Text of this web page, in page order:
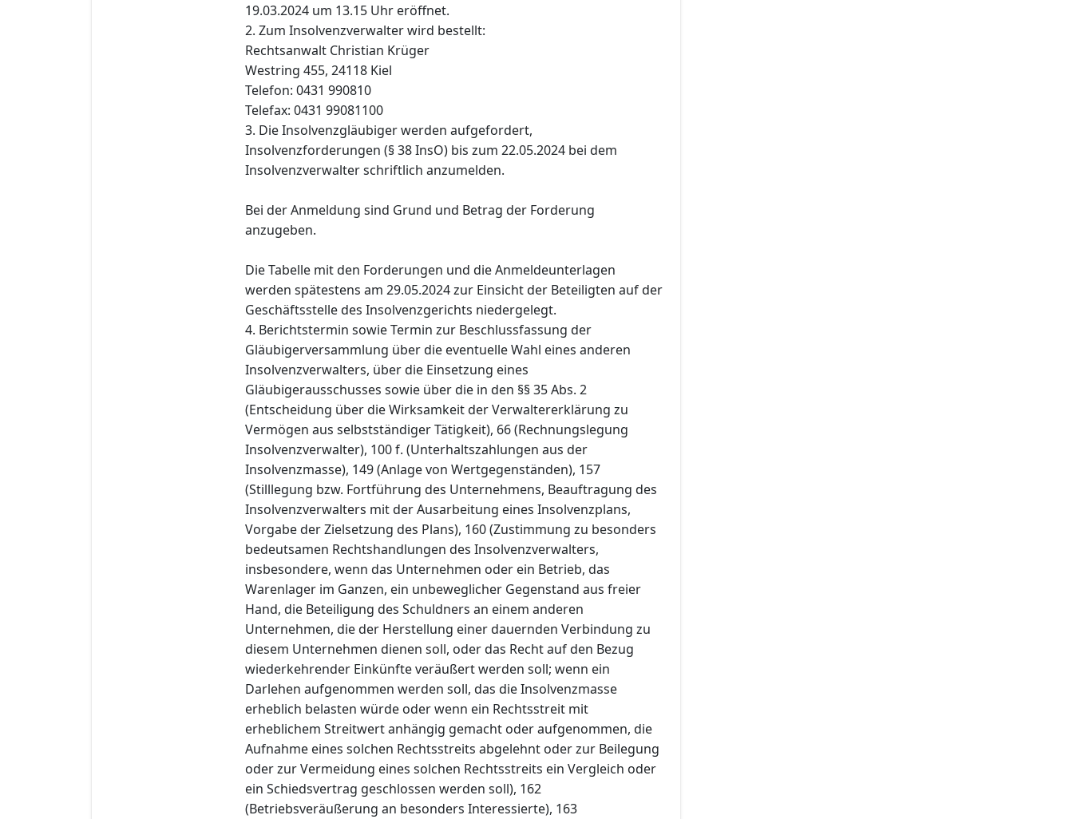
19.03.2024 um 13.15 Uhr eröffnet.
2. Zum Insolvenzverwalter wird bestellt:
Rechtsanwalt Christian Krüger
Westring 455, 24118 Kiel
Telefon: 0431 990810
Telefax: 0431 99081100
3. Die Insolvenzgläubiger werden aufgefordert,
Insolvenzforderungen (§ 38 InsO) bis zum 22.05.2024 bei dem
Insolvenzverwalter schriftlich anzumelden.
Bei der Anmeldung sind Grund und Betrag der Forderung
anzugeben.
Die Tabelle mit den Forderungen und die Anmeldeunterlagen
werden spätestens am 29.05.2024 zur Einsicht der Beteiligten auf der
Geschäftsstelle des Insolvenzgerichts niedergelegt.
4. Berichtstermin sowie Termin zur Beschlussfassung der
Gläubigerversammlung über die eventuelle Wahl eines anderen
Insolvenzverwalters, über die Einsetzung eines
Gläubigerausschusses sowie über die in den §§ 35 Abs. 2
(Entscheidung über die Wirksamkeit der Verwaltererklärung zu
Vermögen aus selbstständiger Tätigkeit), 66 (Rechnungslegung
Insolvenzverwalter), 100 f. (Unterhaltszahlungen aus der
Insolvenzmasse), 149 (Anlage von Wertgegenständen), 157
(Stilllegung bzw. Fortführung des Unternehmens, Beauftragung des
Insolvenzverwalters mit der Ausarbeitung eines Insolvenzplans,
Vorgabe der Zielsetzung des Plans), 160 (Zustimmung zu besonders
bedeutsamen Rechtshandlungen des Insolvenzverwalters,
insbesondere, wenn das Unternehmen oder ein Betrieb, das
Warenlager im Ganzen, ein unbeweglicher Gegenstand aus freier
Hand, die Beteiligung des Schuldners an einem anderen
Unternehmen, die der Herstellung einer dauernden Verbindung zu
diesem Unternehmen dienen soll, oder das Recht auf den Bezug
wiederkehrender Einkünfte veräußert werden soll; wenn ein
Darlehen aufgenommen werden soll, das die Insolvenzmasse
erheblich belasten würde oder wenn ein Rechtsstreit mit
erheblichem Streitwert anhängig gemacht oder aufgenommen, die
Aufnahme eines solchen Rechtsstreits abgelehnt oder zur Beilegung
oder zur Vermeidung eines solchen Rechtsstreits ein Vergleich oder
ein Schiedsvertrag geschlossen werden soll), 162
(Betriebsveräußerung an besonders Interessierte), 163